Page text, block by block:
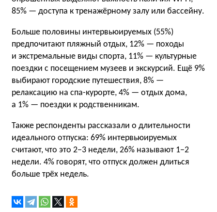
85% — доступа к тренажёрному залу или бассейну.
Больше половины интервьюируемых (55%)
предпочитают пляжный отдых, 12% — походы
и экстремальные виды спорта, 11% — культурные
поездки с посещением музеев и экскурсий. Ещё 9%
выбирают городские путешествия, 8% —
релаксацию на спа-курорте, 4% — отдых дома,
а 1% — поездки к родственникам.
Также респонденты рассказали о длительности
идеального отпуска: 69% интервьюируемых
считают, что это 2−3 недели, 26% называют 1−2
недели. 4% говорят, что отпуск должен длиться
больше трёх недель.